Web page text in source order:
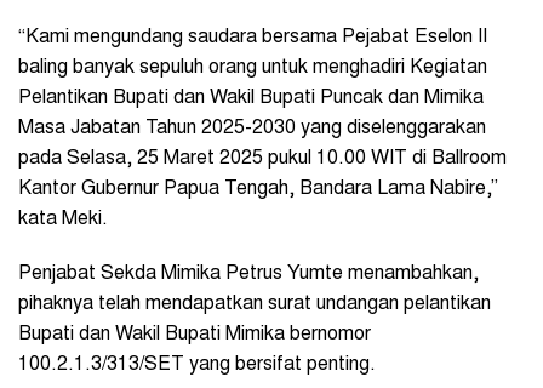
“Kami mengundang saudara bersama Pejabat Eselon II
baling banyak sepuluh orang untuk menghadiri Kegiatan
Pelantikan Bupati dan Wakil Bupati Puncak dan Mimika
Masa Jabatan Tahun 2025-2030 yang diselenggarakan
pada Selasa, 25 Maret 2025 pukul 10.00 WIT di Ballroom
Kantor Gubernur Papua Tengah, Bandara Lama Nabire,”
kata Meki.
Penjabat Sekda Mimika Petrus Yumte menambahkan,
pihaknya telah mendapatkan surat undangan pelantikan
Bupati dan Wakil Bupati Mimika bernomor
100.2.1.3/313/SET yang bersifat penting.